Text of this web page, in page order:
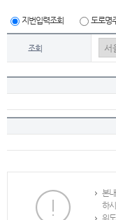
지번입력조회 도로명
조회
본
하
위